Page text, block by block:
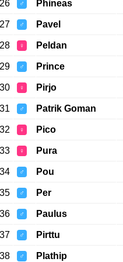
26 ♂ Phineas
27 ♂ Pavel
28 ♀ Peldan
29 ♂ Prince
30 ♀ Pirjo
31 ♂ Patrik Goman
32 ♀ Pico
33 ♀ Pura
34 ♂ Pou
35 ♂ Per
36 ♂ Paulus
37 ♂ Pirttu
38 ♂ Plathip